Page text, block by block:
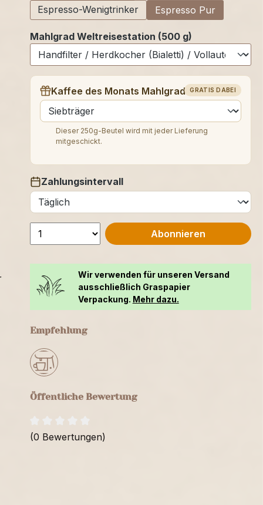
Espresso-Wenigtrinker
Espresso Pur
Mahlgrad Weltreisestation (500 g)
GRATIS DABEI
Kaffee des Monats Mahlgrad (250 g)
auswählen
Dieser 250g-Beutel wird mit jeder Lieferung
mitgeschickt.
Zahlungsintervall
auswählen
Abonnieren
Wir verwenden für unseren Versand
ausschließlich Graspapier
Verpackung. Mehr dazu.
Empfehlung
Öffentliche Bewertung
(0 Bewertungen)